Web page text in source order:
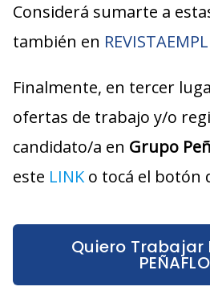
Considerá sumarte a
también en
Finalmente, en tercer
ofertas de trabajo y/o
candidato/a en Grupo
este LINK o tocá el botón
Quiero Trabajar